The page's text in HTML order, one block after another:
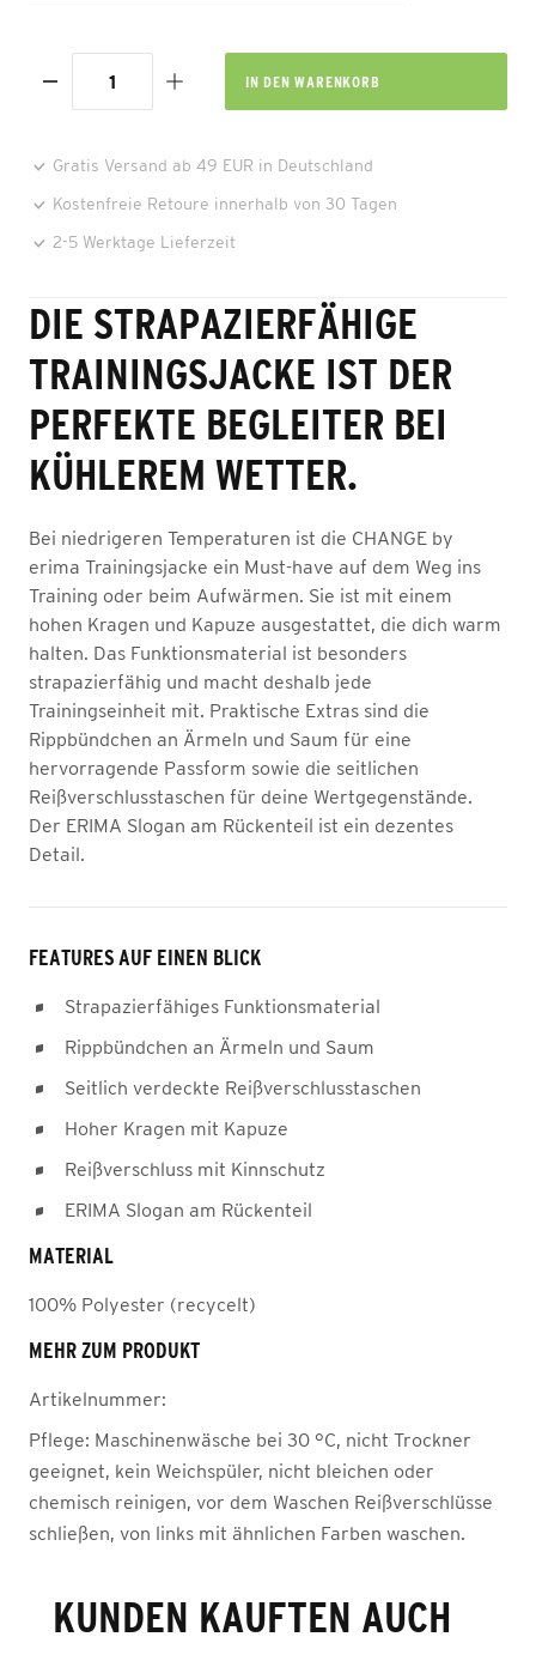
IN DEN WARENKORB
Gratis Versand ab 49 EUR in Deutschland
Kostenfreie Retoure innerhalb von 30 Tagen
2-5 Werktage Lieferzeit
DIE STRAPAZIERFÄHIGE
TRAININGSJACKE IST DER
PERFEKTE BEGLEITER BEI
KÜHLEREM WETTER.
Bei niedrigeren Temperaturen ist die CHANGE by
erima Trainingsjacke ein Must-have auf dem Weg ins
Training oder beim Aufwärmen. Sie ist mit einem
hohen Kragen und Kapuze ausgestattet, die dich warm
halten. Das Funktionsmaterial ist besonders
strapazierfähig und macht deshalb jede
Trainingseinheit mit. Praktische Extras sind die
Rippbündchen an Ärmeln und Saum für eine
hervorragende Passform sowie die seitlichen
Reißverschlusstaschen für deine Wertgegenstände.
Der ERIMA Slogan am Rückenteil ist ein dezentes
Detail.
FEATURES AUF EINEN BLICK
Strapazierfähiges Funktionsmaterial
Rippbündchen an Ärmeln und Saum
Seitlich verdeckte Reißverschlusstaschen
Hoher Kragen mit Kapuze
Reißverschluss mit Kinnschutz
ERIMA Slogan am Rückenteil
MATERIAL
100% Polyester (recycelt)
MEHR ZUM PRODUKT
Artikelnummer:
Pflege: Maschinenwäsche bei 30 °C, nicht Trockner
geeignet, kein Weichspüler, nicht bleichen oder
chemisch reinigen, vor dem Waschen Reißverschlüsse
schließen, von links mit ähnlichen Farben waschen.
KUNDEN KAUFTEN AUCH